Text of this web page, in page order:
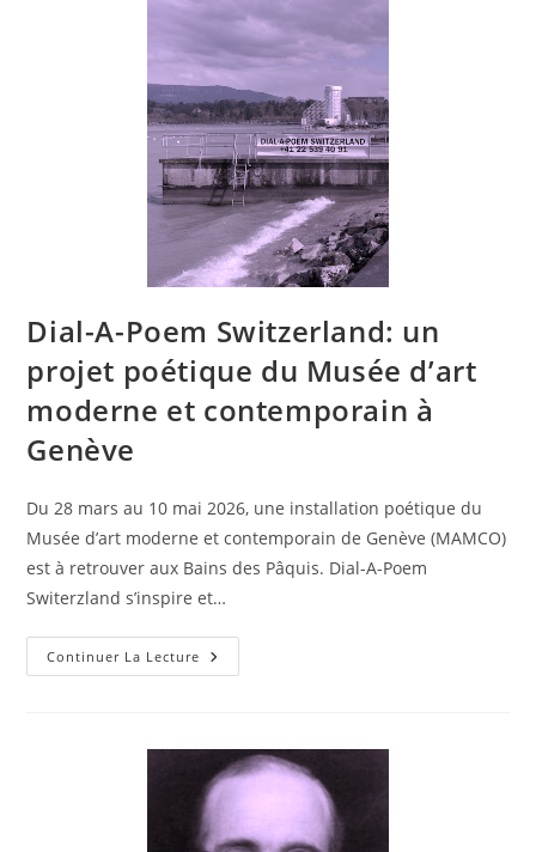
Dial-A-Poem Switzerland: un
projet poétique du Musée d’art
moderne et contemporain à
Genève
Du 28 mars au 10 mai 2026, une installation poétique du
Musée d’art moderne et contemporain de Genève (MAMCO)
est à retrouver aux Bains des Pâquis. Dial-A-Poem
Switerzland s’inspire et…
Continuer La Lecture